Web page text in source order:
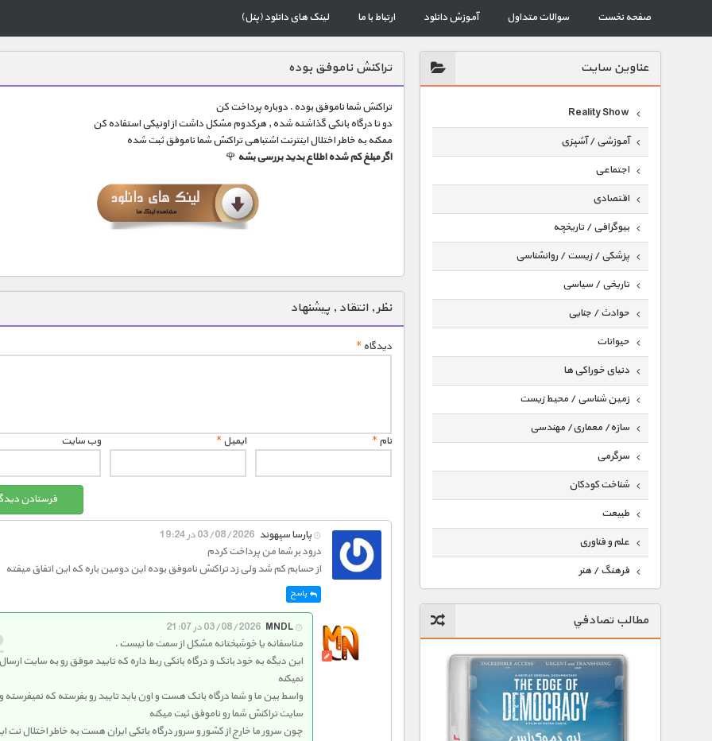
صفحه نخست سوالات متداول آموزش دانلود ارتباط با ما لینک های دانلود (پنل)
عناوين سايت
Reality Show
آموزشی / آشپزی
اجتماعی
اقتصادی
بیوگرافی / تاریخچه
پزشکی / زیست / روانشناسی
تاریخی / سیاسی
حوادث / جنایی
حیوانات
دنیای خوراکی ها
زمین شناسی / محیط زیست
سازه/ معماری/ مهندسی
سرگرمی
شناخت کودکان
طبیعت
علم و فناوری
فرهنگ / هنر
گردشگری
ماورایی
مسابقات / ورزشی
مستند های اختصاصی
مطالب تصادفي
تراکنش ناموفق بوده
تراکنش شما ناموفق بوده . دوباره پرداخت کن
دو تا درگاه بانکی گذاشته شده , هرکدوم مشکل داشت از اونیکی استفاده کن
ممکنه به خاطر اختلال اینترنت اشتباهی تراکنش شما ناموفق ثبت شده
اگر مبلغ کم شده اطلاع بدید بررسی بشه 🌹
دیدگاه*
نام* ایمیل* وب‌ سایت
نظر , انتقاد , پیشنهاد
پارسا سپهوند 03/08/2026 در 19:24
درود بر شما من پرداخت کردم
از حسابم کم شد ولی زد تراکنش ناموفق بوده این دومین باره که این اتفاق میفته
پاسخ
MNDL 03/08/2026 در 21:07
متاسفانه یا خوشبختانه مشکل از سمت ما نیست .
این دیگه به خود بانک و درگاه بانکی ربط داره که تایید موفق رو به سایت ارسال
نمیکنه
واسط بین ما و شما درگاه بانک هست و اون باید تایید رو بفرسته که نمیفرسته و
سایت تراکنش شما رو ناموفق ثبت میکنه
چون سرور ما خارج از کشور و سرور درگاه بانکی ایران هست به خاطر اختلال نت